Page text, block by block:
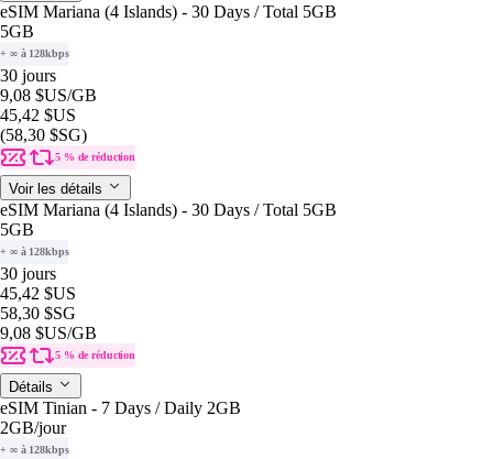
eSIM Mariana (4 Islands) - 30 Days / Total 5GB
5GB
+ ∞ à 128kbps
30 jours
9,08 $US/GB
45,42 $US
(58,30 $SG)
5 % de réduction
Voir les détails
eSIM Mariana (4 Islands) - 30 Days / Total 5GB
5GB
+ ∞ à 128kbps
30 jours
45,42 $US
58,30 $SG
9,08 $US/GB
5 % de réduction
Détails
eSIM Tinian - 7 Days / Daily 2GB
2GB/jour
+ ∞ à 128kbps